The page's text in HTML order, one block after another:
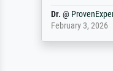
Dr. @
February 3, 2026